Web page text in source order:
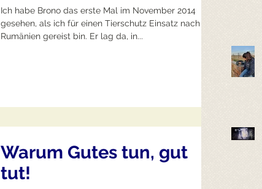
Ich habe Brono das erste Mal im November 2014
gesehen, als ich für einen Tierschutz Einsatz nach
Rumänien gereist bin. Er lag da, in...
Warum Gutes tun, gut
tut!